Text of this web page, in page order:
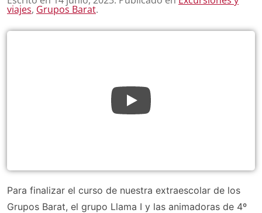
viajes, Grupos Barat.
Para finalizar el curso de nuestra extraescolar de los
Grupos Barat, el grupo Llama I y las animadoras de 4º